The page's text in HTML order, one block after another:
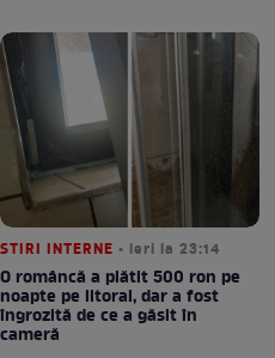
STIRI INTERNE • ieri la 23:14
O româncă a plătit 500 ron pe
noapte pe litoral, dar a fost
îngrozită de ce a găsit în
cameră